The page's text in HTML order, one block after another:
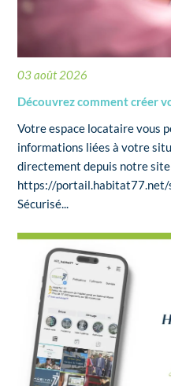
03 août 2026
Découvrez comment créer
Votre espace locataire vous
informations liées à votre
directement depuis notre
https://portail.habitat77.net/
Sécurisé...